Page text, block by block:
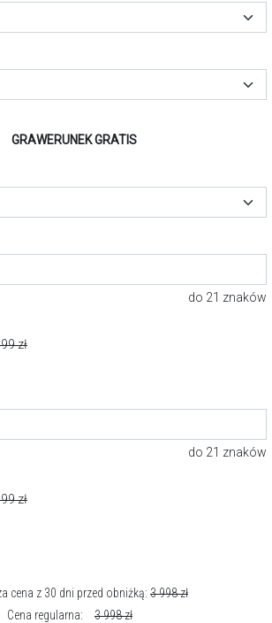
GRAWERUNEK GRATIS
do 21 znaków
zł
do 21 znaków
zł
cena z 30 dni przed obniżką: 3 998zł
Cena regularna:
3 998zł